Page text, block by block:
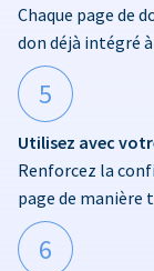
Chaque page de
don déjà intégré
5
Utilisez avec
Renforcez la
page de manière
6